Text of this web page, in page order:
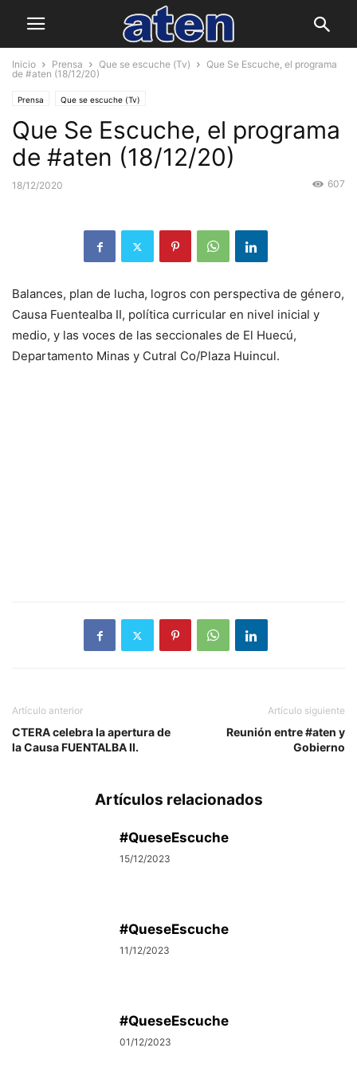
Inicio Prensa Que se escuche (Tv)
Que Se Escuche, el programa
de #aten (18/12/20)
Prensa Que se escuche (Tv)
Que Se Escuche, el programa
de #aten (18/12/20)
18/12/2020 607
Balances, plan de lucha, logros con perspectiva de género,
Causa Fuentealba II, política curricular en nivel inicial y
medio, y las voces de las seccionales de El Huecú,
Departamento Minas y Cutral Co/Plaza Huincul.
Artículo anterior
CTERA celebra la apertura de
la Causa FUENTALBA II.
Artículo siguiente
Reunión entre #aten y
Gobierno
Artículos relacionados
#QueseEscuche
15/12/2023
#QueseEscuche
11/12/2023
#QueseEscuche
01/12/2023